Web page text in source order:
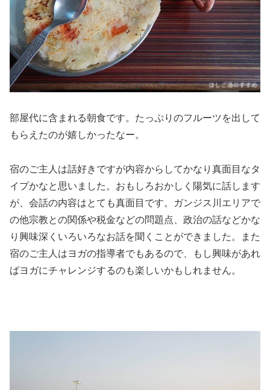
部屋代に含まれる朝食です。たっぷりのフルーツを出して
もらえたのが嬉しかったなー。
宿のご主人は話好きですが内容からしてかなり真面目なタ
イプかなと思いました。おもしろおかしく陽気に話します
が、会話の内容はとても真面目です。ガンジス川エリアで
の他宗教との関係や税金などの問題点、政治の話などかな
り興味深くいろいろなお話を聞くことができました。また
宿のご主人はヨガの指導者でもあるので、もし興味があれ
ばヨガにチャレンジするのも楽しいかもしれません。